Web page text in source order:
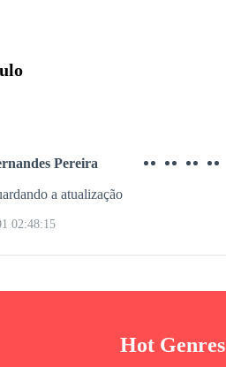
Traçado:
é filho do
Pereira
a atualização
02:48:15
Hot Genres